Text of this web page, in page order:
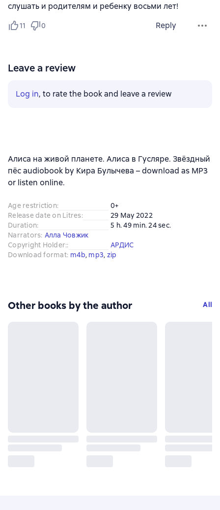
слушать и родителям и ребенку восьми лет!
11 0 Reply
Leave a review
Log in, to rate the book and leave a review
Алиса на живой планете. Алиса в Гусляре. Звёздный
пёс audiobook by Кира Булычева – download as MP3
or listen online.
Age restriction:
0+
Release date on Litres:
29 May 2022
Duration:
5 h. 49 min. 24 sec.
Narrators: Алла Човжик
Copyright Holder::
АРДИС
Download format: m4b, mp3, zip
Other books by the author All